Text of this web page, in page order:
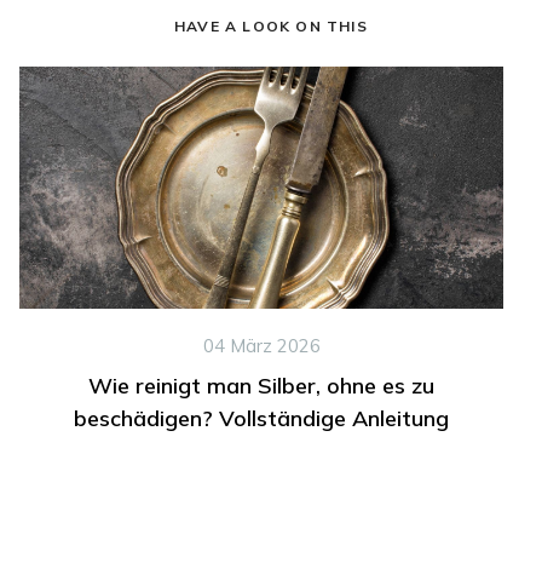
HAVE A LOOK ON THIS
04 März 2026
Wie reinigt man Silber, ohne es zu
beschädigen? Vollständige Anleitung